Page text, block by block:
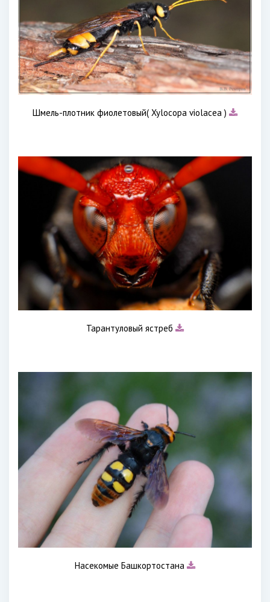
Шмель-плотник фиолетовый( Xylocopa violacea )
Тарантуловый ястреб
Насекомые Башкортостана